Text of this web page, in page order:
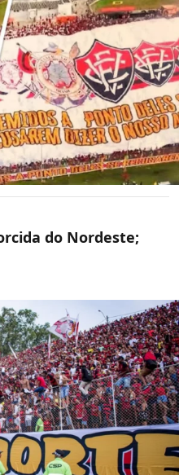
do Nordeste;